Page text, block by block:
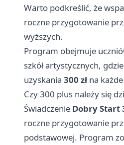
Warto podkreślić, że
roczne przygotowanie
wyższych.
Program obejmuje
szkół artystycznych,
uzyskania 300 zł na
Czy 300 plus należy się
Świadczenie Dobry Start
roczne przygotowanie
podstawowej. Program